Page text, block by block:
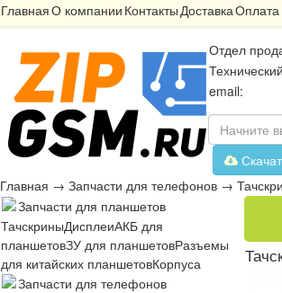
ГлавнаяО компании КонтактыДоставкаОплата
Отдел
email:
Главная → Запчасти для телефонов →
Запчасти для планшетов
ТачскриныДисплеиАКБ для
планшетовЗУ для планшетовРазъемы
для китайских планшетовКорпуса
Запчасти для телефонов